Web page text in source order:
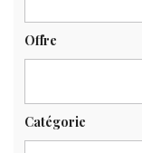
Offre
Catégorie